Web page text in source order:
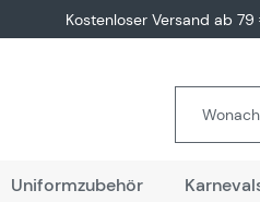
Kostenloser Versand ab 79
Uniformzubehör